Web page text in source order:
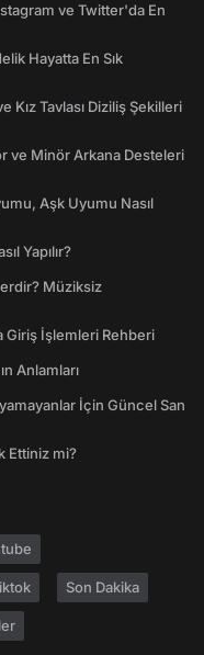
ve Twitter'da En
Hayatta En Sık
Kız Tavlası Diziliş Şekilleri
ve Minör Arkana Desteleri
Aşk Uyumu Nasıl
Yapılır?
Müziksiz
Giriş İşlemleri Rehberi
Anlamları
İçin Güncel San
Ettiniz mi?
Son Dakika